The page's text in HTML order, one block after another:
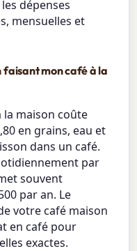
dépenses
mensuelles et
faisant mon café à la
la maison coûte
en grains, eau et
dans un café.
par
souvent
par an. Le
votre café maison
en café pour
exactes.